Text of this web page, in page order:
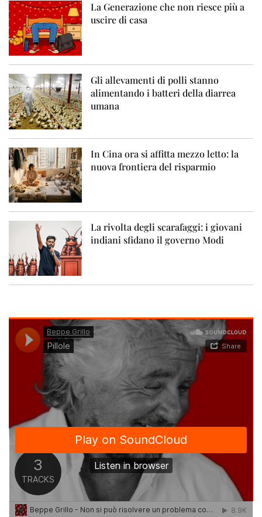
La Generazione che non riesce più a
uscire di casa
Gli allevamenti di polli stanno
alimentando i batteri della diarrea
umana
In Cina ora si affitta mezzo letto: la
nuova frontiera del risparmio
La rivolta degli scarafaggi: i giovani
indiani sfidano il governo Modi